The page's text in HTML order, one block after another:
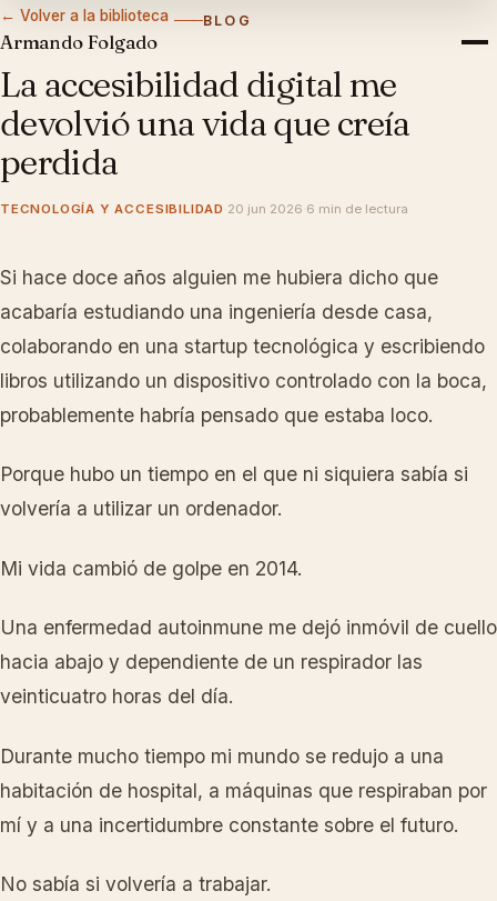
Armando Folgado
← Volver a la biblioteca BLOG
La accesibilidad digital me
devolvió una vida que creía
perdida
TECNOLOGÍA Y ACCESIBILIDAD ·20 jun 2026·6 min de lectura
TECNOLOGÍA Y ACCESIBILIDAD
Si hace doce años alguien me hubiera dicho que
acabaría estudiando una ingeniería desde casa,
colaborando en una startup tecnológica y escribiendo
libros utilizando un dispositivo controlado con la boca,
probablemente habría pensado que estaba loco.
Porque hubo un tiempo en el que ni siquiera sabía si
volvería a utilizar un ordenador.
Mi vida cambió de golpe en 2014.
Una enfermedad autoinmune me dejó inmóvil de cuello
hacia abajo y dependiente de un respirador las
veinticuatro horas del día.
Durante mucho tiempo mi mundo se redujo a una
habitación de hospital, a máquinas que respiraban por
mí y a una incertidumbre constante sobre el futuro.
No sabía si volvería a trabajar.